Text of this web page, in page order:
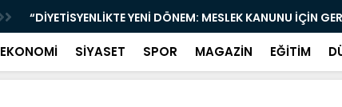
“DİYETİSYENLİKTE YENİ DÖNEM: MESLEK KANUNU İÇİN
EKONOMİ SİYASET SPOR MAGAZİN EĞİTİM